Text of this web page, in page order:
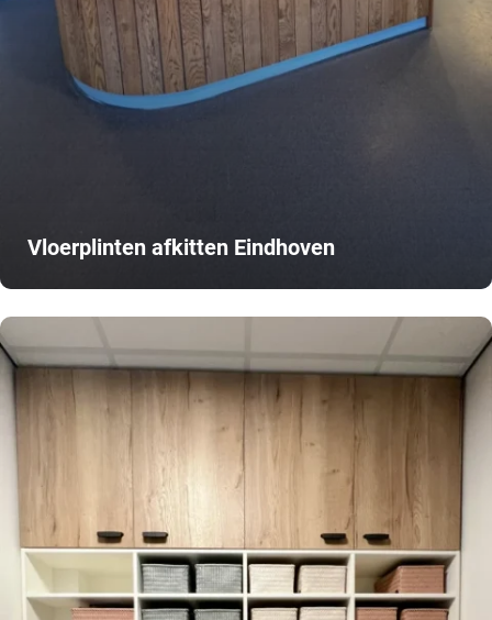
Vloerplinten afkitten Eindhoven